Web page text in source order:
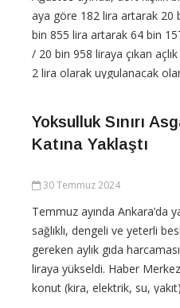
aya göre 182 lira artarak 20
bin 855 lira artarak 64 bin
/ 20 bin 958 liraya çıkan
2 lira olarak uygulanacak
CONTINUE READING
Yoksulluk Sınırı
Katına Yaklaştı
30 Temmuz 2024
Temmuz ayında Ankara’da
sağlıklı, dengeli ve yeterli
gereken aylık gıda
liraya yükseldi. Haber
konut (kira, elektrik, su,